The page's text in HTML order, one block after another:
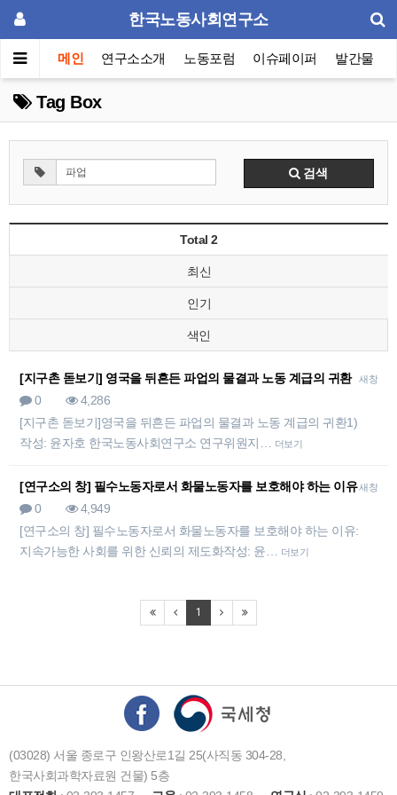
한국노동사회연구소
메인 연구소소개 노동포럼 이슈페이퍼 발간물
Tag Box
검색
Total 2
최신
인기
색인
새창
[지구촌 돋보기] 영국을 뒤흔든 파업의 물결과 노동 계급의 귀환
0
4,286
[지구촌 돋보기]영국을 뒤흔든 파업의 물결과 노동 계급의 귀환​1)
작성: 윤자호 한국노동사회연구소 연구위원지…
더보기
새창
[연구소의 창] 필수노동자로서 화물노동자를 보호해야 하는 이유
0
4,949
[연구소의 창] 필수노동자로서 화물노동자를 보호해야 하는 이유:
지속가능한 사회를 위한 신뢰의 제도화작성: 윤…
더보기
1
(03028) 서울 종로구 인왕산로1길 25(사직동 304-28,
한국사회과학자료원 건물) 5층